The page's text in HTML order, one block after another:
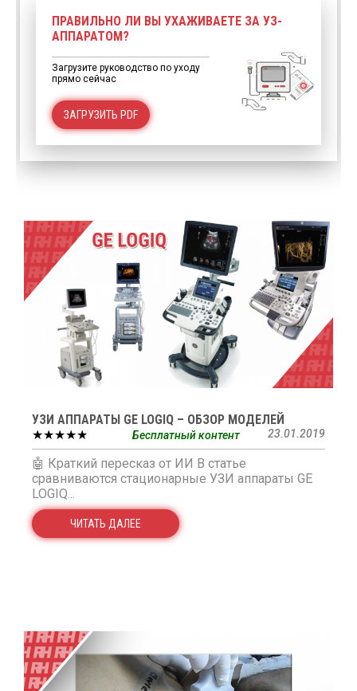
ПРАВИЛЬНО ЛИ ВЫ УХАЖИВАЕТЕ ЗА УЗ-
АППАРАТОМ?
Загрузите руководство по уходу
прямо сейчас
ЗАГРУЗИТЬ PDF
УЗИ АППАРАТЫ GE LOGIQ – ОБЗОР МОДЕЛЕЙ
★★★★★
23.01.2019
Бесплатный контент
🤖 Краткий пересказ от ИИ В статье
сравниваются стационарные УЗИ аппараты GE
LOGIQ...
ЧИТАТЬ ДАЛЕЕ